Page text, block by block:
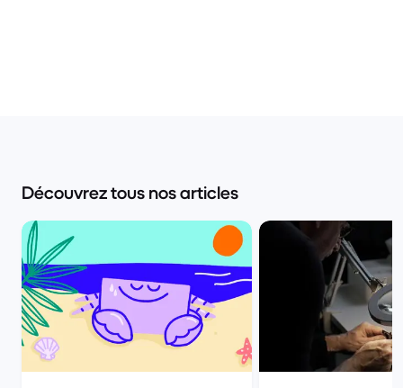
Découvrez tous nos articles